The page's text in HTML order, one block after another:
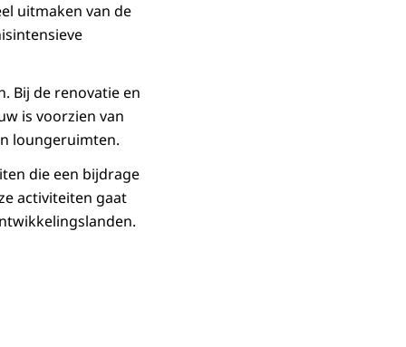
uitmaken van de
Bij de renovatie en
is voorzien van
loungeruimten.
die een bijdrage
activiteiten gaat